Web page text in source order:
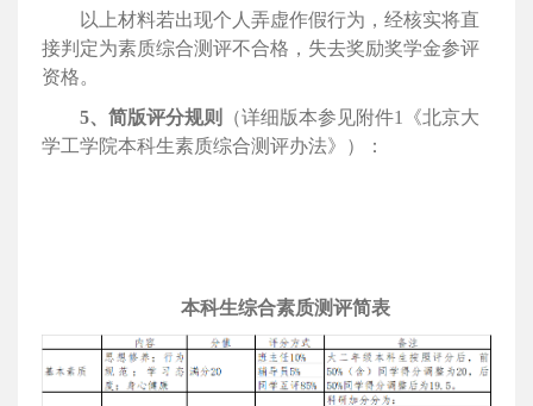
以上材料若出现个人弄虚作假行为，经核实将直
接判定为素质综合测评不合格，失去奖励奖学金参评
资格。
5、简版评分规则
（详细版本参见附件1《北京大
学工学院本科生素质综合测评办法》）：
本科生综合素质测评简表